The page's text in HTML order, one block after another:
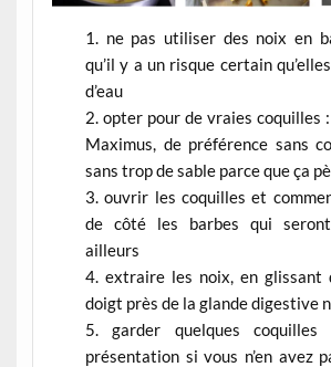
ne pas utiliser des noix en
qu’il y a un risque certain
d’eau
opter pour de vraies coquilles
Maximus, de préférence sans
sans trop de sable parce que ça
ouvrir les coquilles et
de côté les barbes qui
ailleurs
extraire les noix, en glissant
doigt près de la glande digestive
garder quelques
présentation si vous n’en avez